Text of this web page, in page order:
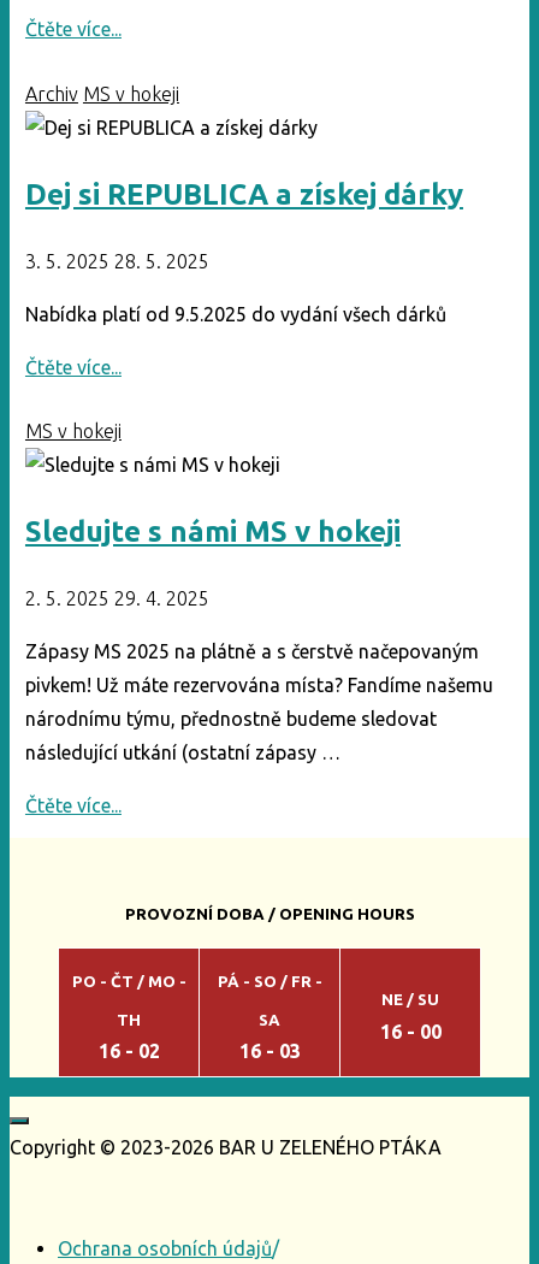
Čtěte více...
na
čvrtfinále"
Archiv MS v hokeji
Dej si REPUBLICA a získej dárky
3. 5. 2025 28. 5. 2025
Nabídka platí od 9.5.2025 do vydání všech dárků
Čtěte více...
REPUBLICA
a
dárky"
MS v hokeji
Sledujte s námi MS v hokeji
2. 5. 2025 29. 4. 2025
Zápasy MS 2025 na plátně a s čerstvě načepovaným
pivkem! Už máte rezervována místa? Fandíme našemu
národnímu týmu, přednostně budeme sledovat
následující utkání (ostatní zápasy …
Čtěte více...
MS
hokeji"
PROVOZNÍ DOBA / OPENING HOURS
PO - ČT / MO -
TH
16 - 02
PÁ - SO / FR -
SA
16 - 03
NE / SU
16 - 00
Copyright © 2023-2026 BAR U ZELENÉHO PTÁKA
Ochrana osobních údajů/